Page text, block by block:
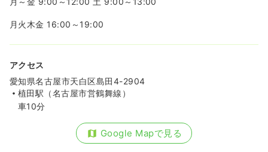
月火木金 16:00～19:00
アクセス
愛知県名古屋市天白区島田4-2904
植田駅（名古屋市営鶴舞線）
車10分
Google Mapで見る